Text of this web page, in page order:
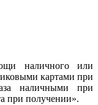
наличного или
картами при
наличными при
при получении».